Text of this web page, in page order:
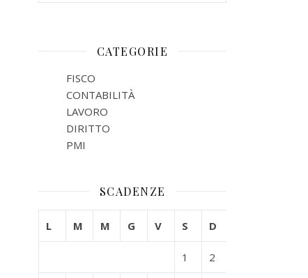
CATEGORIE
FISCO
CONTABILITÀ
LAVORO
DIRITTO
PMI
SCADENZE
L M M G V S D
1 2